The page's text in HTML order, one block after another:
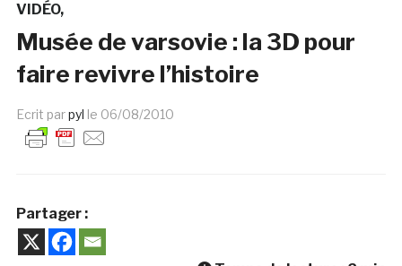
VIDÉO
Musée de varsovie : la 3D pour
faire revivre l’histoire
Ecrit parpyl le 06/08/2010
Partager :